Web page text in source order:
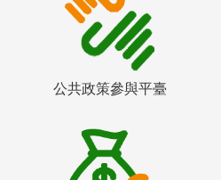
公共政策參與平臺